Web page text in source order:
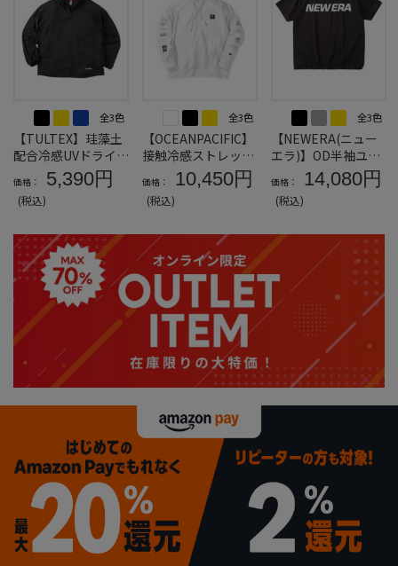
全3色
【TULTEX】珪藻土
配合冷感UVドライフ
ルジップパーカー＊
カタログ商品
価格： 5,390円
(税込)
全3色
【OCEANPACIFIC】
接触冷感ストレッチ
UV長袖フルジップパ
ーカー＊カタログ商
品
価格： 10,450円
(税込)
全3色
【NEWERA(ニュー
エラ)】OD半袖ユー
ティリティーピステ
＊カタログ商品
価格： 14,080円
(税込)